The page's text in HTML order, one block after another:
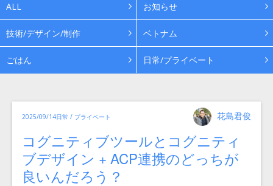
会社概要
グループ会社
Service
Work
News
Recruit
Blog
ALL お知らせ
技術/デザイン/制作 ベトナム
ごはん 日常/プライベート
投
稿
花島君俊
投
日:
2025/09/14カ
テ
ー
日常 / プライベート
コグニティブツールとコグニティ
ブデザイン + ACP連携のどっちが
良いんだろう？